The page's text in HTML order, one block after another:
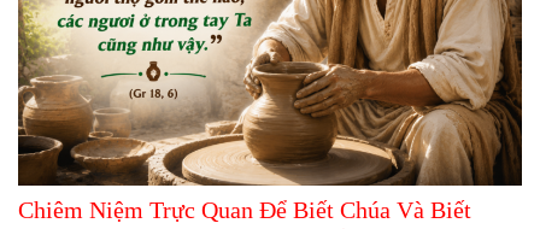
Chiêm Niệm Trực Quan Để Biết Chúa Và Biết